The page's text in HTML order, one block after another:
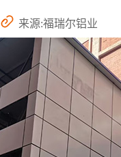
 来源:福瑞尔铝业